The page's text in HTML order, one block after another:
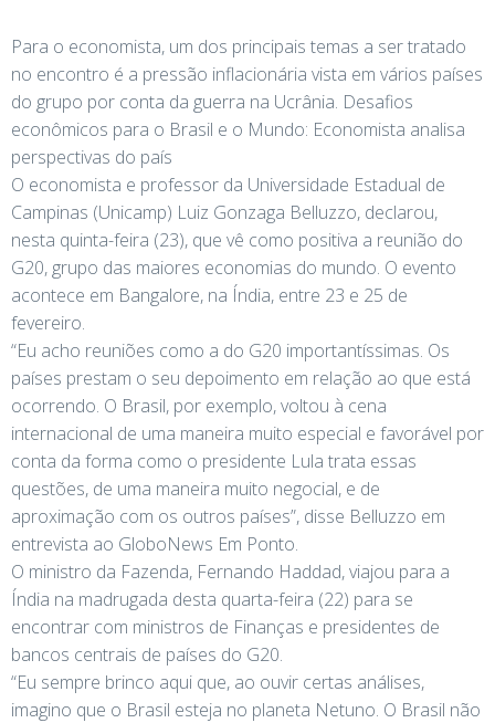
Para o economista, um dos principais temas a ser tratado
no encontro é a pressão inflacionária vista em vários países
do grupo por conta da guerra na Ucrânia. Desafios
econômicos para o Brasil e o Mundo: Economista analisa
perspectivas do país
O economista e professor da Universidade Estadual de
Campinas (Unicamp) Luiz Gonzaga Belluzzo, declarou,
nesta quinta-feira (23), que vê como positiva a reunião do
G20, grupo das maiores economias do mundo. O evento
acontece em Bangalore, na Índia, entre 23 e 25 de
fevereiro.
“Eu acho reuniões como a do G20 importantíssimas. Os
países prestam o seu depoimento em relação ao que está
ocorrendo. O Brasil, por exemplo, voltou à cena
internacional de uma maneira muito especial e favorável por
conta da forma como o presidente Lula trata essas
questões, de uma maneira muito negocial, e de
aproximação com os outros países”, disse Belluzzo em
entrevista ao GloboNews Em Ponto.
O ministro da Fazenda, Fernando Haddad, viajou para a
Índia na madrugada desta quarta-feira (22) para se
encontrar com ministros de Finanças e presidentes de
bancos centrais de países do G20.
“Eu sempre brinco aqui que, ao ouvir certas análises,
imagino que o Brasil esteja no planeta Netuno. O Brasil não